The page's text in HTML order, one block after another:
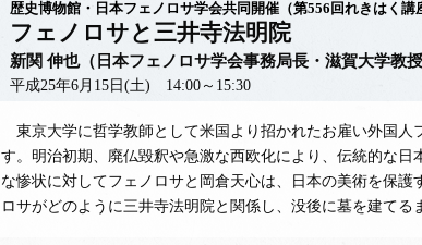
歴史博物館・日本フェノロサ学会共同開催（第556回れきはく講
フェノロサと三井寺法明院
新関 伸也（日本フェノロサ学会事務局長・滋賀大学教授
平成25年6月15日(土) 14:00～15:30
東京大学に哲学教師として米国より招かれたお雇い外国人
す。明治初期、廃仏毀釈や急激な西欧化により、伝統的な
な惨状に対してフェノロサと岡倉天心は、日本の美術を保
ロサがどのように三井寺法明院と関係し、没後に墓を建てる